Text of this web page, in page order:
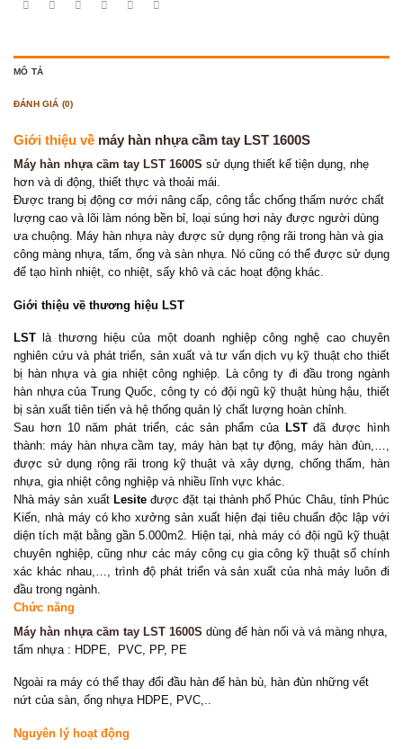
MÔ TẢ
ĐÁNH GIÁ (0)
Giới thiệu về máy hàn nhựa cầm tay LST 1600S
Máy hàn nhựa cầm tay LST 1600S sử dụng thiết kế tiện dụng, nhẹ
hơn và di động, thiết thực và thoải mái.
Được trang bị động cơ mới nâng cấp, công tắc chống thấm nước chất
lượng cao và lõi làm nóng bền bỉ, loại súng hơi này được người dùng
ưa chuộng. Máy hàn nhựa này được sử dụng rộng rãi trong hàn và gia
công màng nhựa, tấm, ống và sàn nhựa. Nó cũng có thể được sử dụng
để tạo hình nhiệt, co nhiệt, sấy khô và các hoạt động khác.
Giới thiệu về thương hiệu LST
LST
là thương hiệu của một doanh nghiệp công nghệ cao chuyên
nghiên cứu và phát triển, sản xuất và tư vấn dịch vụ kỹ thuật cho thiết
bị hàn nhựa và gia nhiệt công nghiệp. Là công ty đi đầu trong ngành
hàn nhựa của Trung Quốc, công ty có đội ngũ kỹ thuật hùng hậu, thiết
bị sản xuất tiên tiến và hệ thống quản lý chất lượng hoàn chỉnh.
Sau hơn 10 năm phát triển, các sản phẩm của LSTđã được hình
thành: máy hàn nhựa cầm tay, máy hàn bạt tự động, máy hàn đùn,…,
được sử dụng rộng rãi trong kỹ thuật và xây dựng, chống thấm, hàn
nhựa, gia nhiệt công nghiệp và nhiều lĩnh vực khác.
Nhà máy sản xuất Lesiteđược đặt tại thành phố Phúc Châu, tỉnh Phúc
Kiến, nhà máy có kho xưởng sản xuất hiện đại tiêu chuẩn độc lập với
diện tích mặt bằng gần 5.000m2. Hiện tại, nhà máy có đội ngũ kỹ thuật
chuyên nghiệp, cũng như các máy công cụ gia công kỹ thuật số chính
xác khác nhau,…, trình độ phát triển và sản xuất của nhà máy luôn đi
đầu trong ngành.
Chức năng
Máy hàn nhựa cầm tay LST 1600S dùng để hàn nối và vá màng nhựa,
tấm nhựa : HDPE, PVC, PP, PE
Ngoài ra máy có thể thay đổi đầu hàn để hàn bù, hàn đùn những vết
nứt của sàn, ống nhựa HDPE, PVC,..
Nguyên lý hoạt động